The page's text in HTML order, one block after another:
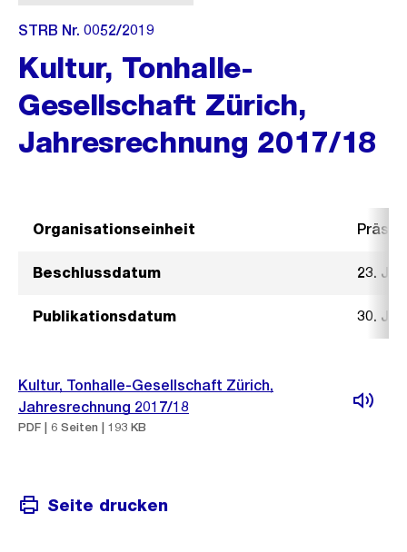
STRB Nr. 0052/2019
Kultur, Tonhalle-
Gesellschaft Zürich,
Jahresrechnung 2017/18
Organisationseinheit
Beschlussdatum 23.
Publikationsdatum 30.
Kultur, Tonhalle-Gesellschaft Zürich,
Jahresrechnung 2017/18
PDF | 6 Seiten | 193 KB
Seite drucken